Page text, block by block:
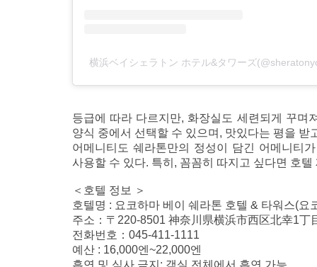
横浜ベイシェラトン ホテル&タワーズ
등급에 따라 다르지만, 화장실도 세련되게 꾸며
양식 중에서 선택할 수 있으며, 맛있다는 평을 받
어메니티도 쉐라톤만의 정성이 담긴 어메니티
사용할 수 있다. 특히, 꼼꼼히 따지고 싶다면 호
＜호텔 정보 ＞
호텔명 : 요코하마 베이 쉐라톤 호텔 & 타워스(요
주소：〒220-8501 神奈川県横浜市西区北幸1丁
전화번호：045-411-1111
예산 : 16,000엔~22,000엔